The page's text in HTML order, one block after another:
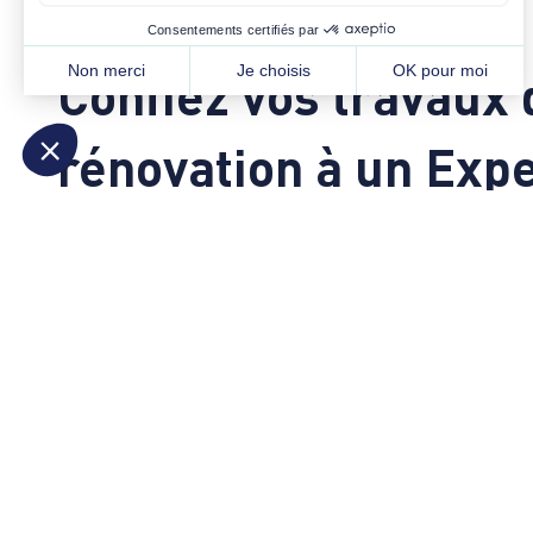
DEMANDER VOTRE DEVIS
Confiez vos travaux
rénovation à un